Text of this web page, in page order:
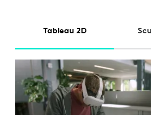
Tableau 2D